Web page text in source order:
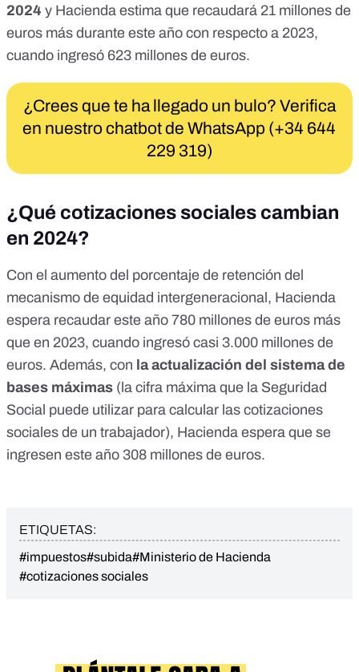
2024 y Hacienda estima que recaudará 21 millones de
euros más durante este año con respecto a 2023,
cuando ingresó 623 millones de euros.
¿Crees que te ha llegado un bulo? Verifica
en nuestro chatbot de WhatsApp (+34 644
229 319)
¿Qué cotizaciones sociales cambian
en 2024?
Con el aumento del porcentaje de retención del
mecanismo de equidad intergeneracional , Hacienda
espera recaudar este año 780 millones de euros más
que en 2023, cuando ingresó casi 3.000 millones de
euros. Además, con la actualización del sistema de
bases máximas (la cifra máxima que la Seguridad
Social puede utilizar para calcular las cotizaciones
sociales de un trabajador), Hacienda espera que se
ingresen este año 308 millones de euros.
ETIQUETAS:
#impuestos#subida#Ministerio de Hacienda
#cotizaciones sociales